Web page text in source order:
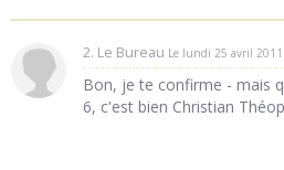
2. Le Bureau Le lundi 25 avril 2011
Bon, je te confirme - mais
6, c'est bien Christian